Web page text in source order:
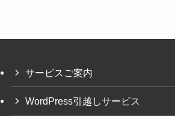
サービスご案内
WordPress引越しサービス